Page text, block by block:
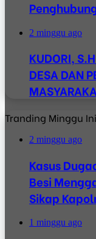
2 minggu ago
KUDORI,
DESA DAN
Tranding Minggu Ini
2 minggu ago
Kasus
Besi
Sikap
1 minggu ago